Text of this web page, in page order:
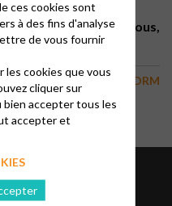
ouvert à toutes et tous,
Culte MDRM
ces cookies sont
à des fins d'analyse
de vous fournir
les cookies que vous
cliquer sur
bien accepter tous les
accepter et